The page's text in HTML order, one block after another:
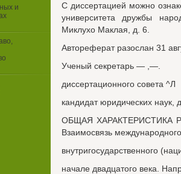
С диссертацией можно
университета дружбы
Миклухо Маклая, д. 6.
Автореферат разослан 31
Ученый секретарь — ,—.
диссертационного совета ^Л
кандидат юридических наук,
ОБЩАЯ ХАРАКТЕРИСТИКА
Взаимосвязь
внутригосударственного
начале двадцатого века.
и